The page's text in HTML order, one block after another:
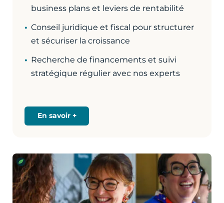
business plans et leviers de rentabilité
Conseil juridique et fiscal pour structurer
et sécuriser la croissance
Recherche de financements et suivi
stratégique régulier avec nos experts
En savoir +